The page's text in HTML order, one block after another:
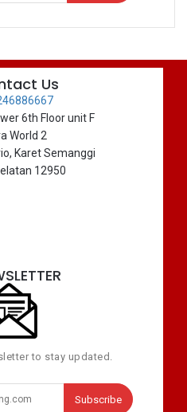
Us
6th Floor unit F
World 2
Karet Semanggi
12950
to stay updated.
Subscribe